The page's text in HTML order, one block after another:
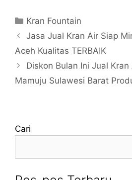
Kategori
Kran Fountain
Jasa Jual Kran Air Siap
Aceh Kualitas TERBAIK
Diskon Bulan Ini Jual
Mamuju Sulawesi Barat
Cari